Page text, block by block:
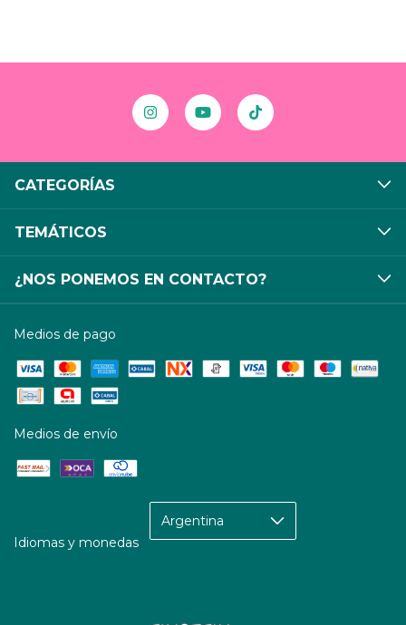
CATEGORÍAS
TEMÁTICOS
¿NOS PONEMOS EN CONTACTO?
Medios de pago
Medios de envío
Idiomas y monedas